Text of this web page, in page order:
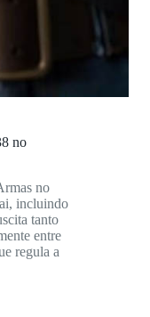
no
no
incluindo
tanto
entre
regula a